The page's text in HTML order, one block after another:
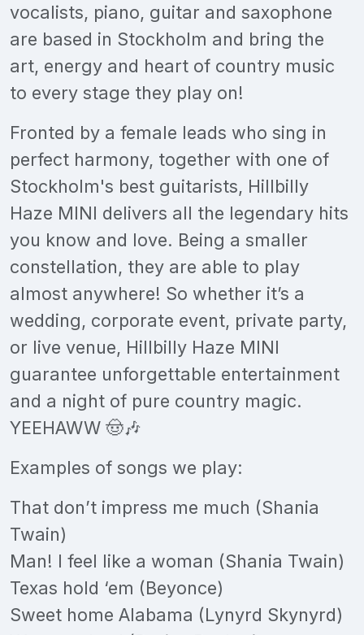
vocalists, piano, guitar and saxophone
are based in Stockholm and bring the
art, energy and heart of country music
to every stage they play on!
Fronted by a female leads who sing in
perfect harmony, together with one of
Stockholm's best guitarists, Hillbilly
Haze MINI delivers all the legendary hits
you know and love. Being a smaller
constellation, they are able to play
almost anywhere! So whether it’s a
wedding, corporate event, private party,
or live venue, Hillbilly Haze MINI
guarantee unforgettable entertainment
and a night of pure country magic.
YEEHAWW 🤠🎶
Examples of songs we play:
That don’t impress me much (Shania
Twain)
Man! I feel like a woman (Shania Twain)
Texas hold ‘em (Beyonce)
Sweet home Alabama (Lynyrd Skynyrd)